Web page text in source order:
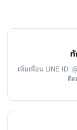
เพิ่มเพื่อน LINE ID:
ติ